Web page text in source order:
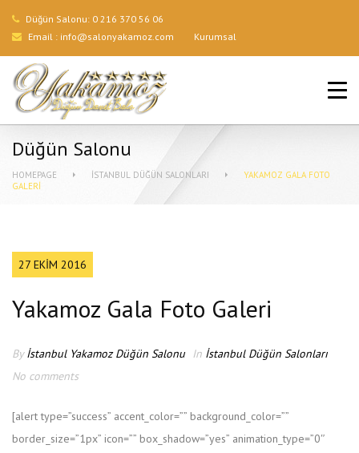
Düğün Salonu: 0 216 370 56 06
Email : info@salonyakamoz.com Kurumsal
ANA SAYFA
HIZMETLERIMIZ
GALERI
Düğün Salonu
HOMEPAGE İSTANBUL DÜĞÜN SALONLARI
YAKAMOZ GALA FOTO
GALERI
27 EKIM 2016
Yakamoz Gala Foto Galeri
Byİstanbul Yakamoz Düğün Salonu In İstanbul Düğün Salonları
No comments
[alert type=”success” accent_color=”” background_color=””
border_size=”1px” icon=”” box_shadow=”yes” animation_type=”0″